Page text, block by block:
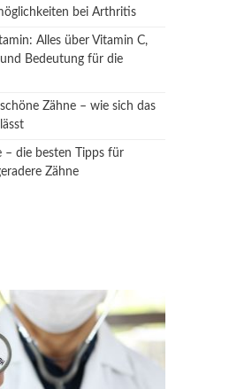
bei Arthritis
Alles über Vitamin C,
Bedeutung für die
Zähne – wie sich das
– die besten Tipps für
Zähne